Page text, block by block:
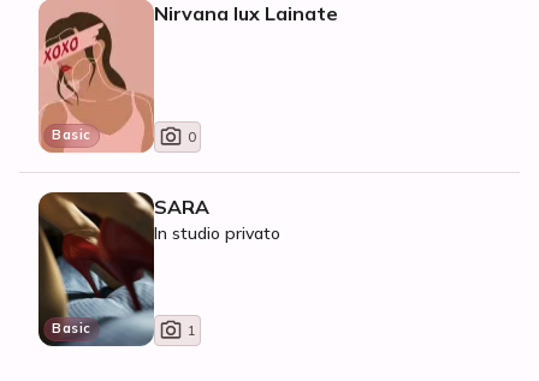
Basic
Nirvana lux Lainate
0
Basic
SARA
In studio privato
1